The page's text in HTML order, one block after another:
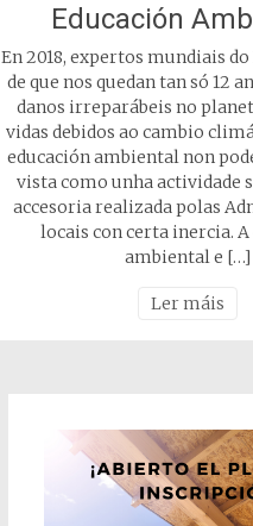
Educación
En 2018, expertos mundiais
de que nos quedan tan só 12
danos irreparábeis no
vidas debidos ao cambio
educación ambiental non
vista como unha actividade
accesoria realizada polas
locais con certa inercia.
ambiental e […]
Ler máis